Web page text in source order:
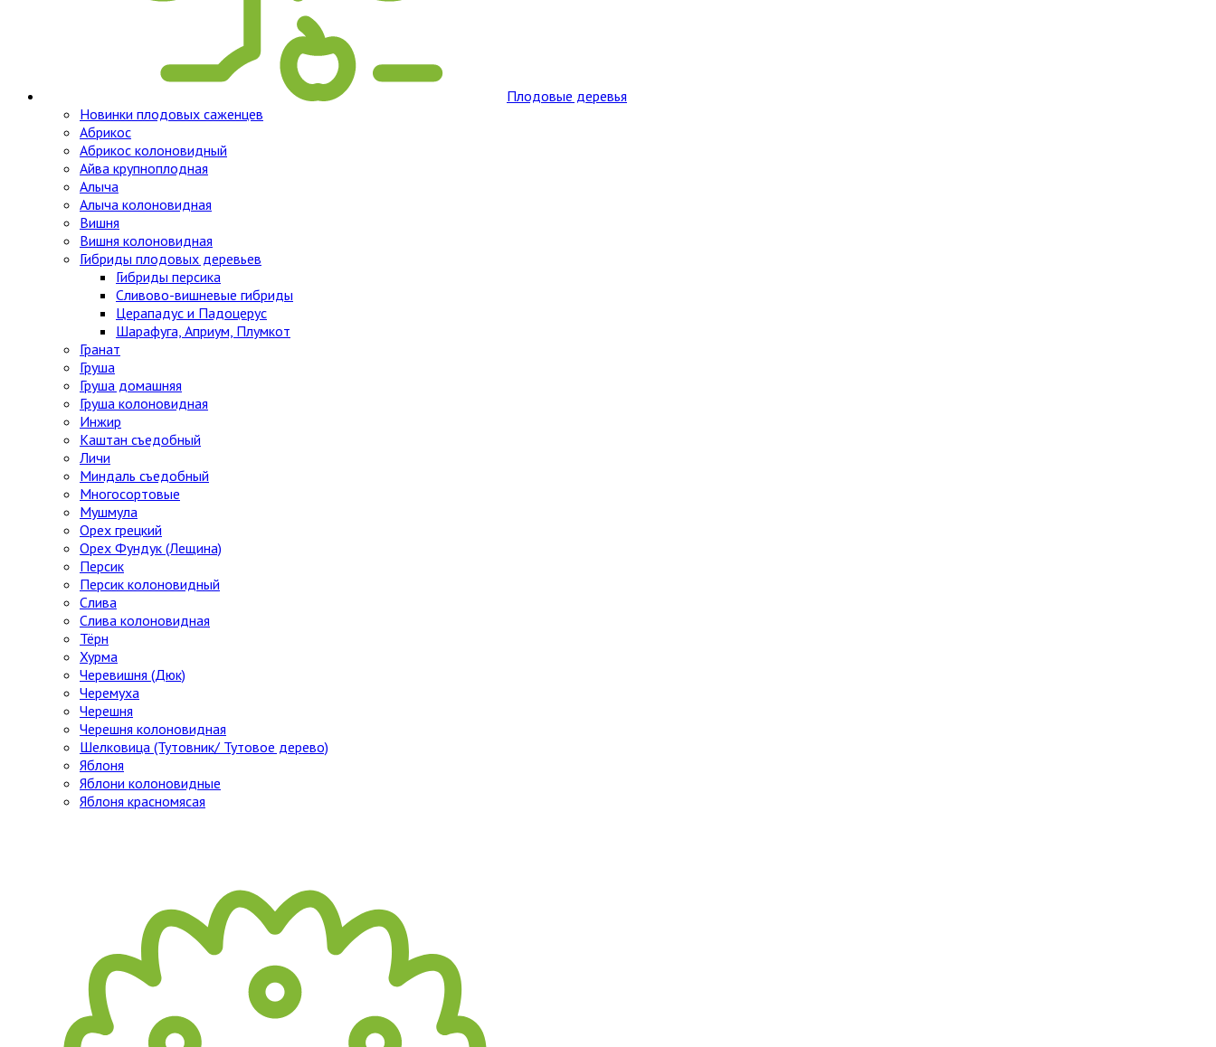
Плодовые деревья
Новинки плодовых саженцев
Абрикос
Абрикос колоновидный
Айва крупноплодная
Алыча
Алыча колоновидная
Вишня
Вишня колоновидная
Гибриды плодовых деревьев
Гибриды персика
Сливово-вишневые гибриды
Церападус и Падоцерус
Шарафуга, Априум, Плумкот
Гранат
Груша
Груша домашняя
Груша колоновидная
Инжир
Каштан съедобный
Личи
Миндаль съедобный
Многосортовые
Мушмула
Орех грецкий
Орех Фундук (Лещина)
Персик
Персик колоновидный
Слива
Слива колоновидная
Тёрн
Хурма
Черевишня (Дюк)
Черемуха
Черешня
Черешня колоновидная
Шелковица (Тутовник/ Тутовое дерево)
Яблоня
Яблони колоновидные
Яблоня красномясая